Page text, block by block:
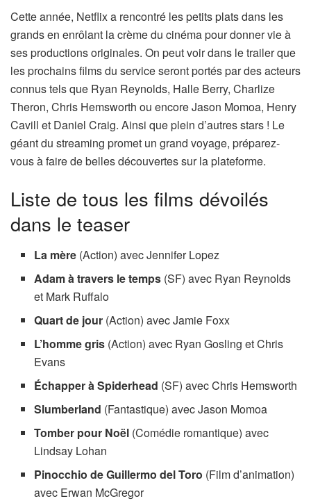
Cette année, Netflix a rencontré les petits plats dans les
grands en enrôlant la crème du cinéma pour donner vie à
ses productions originales. On peut voir dans le trailer que
les prochains films du service seront portés par des acteurs
connus tels que Ryan Reynolds, Halle Berry, Charlize
Theron, Chris Hemsworth ou encore Jason Momoa, Henry
Cavill et Daniel Craig. Ainsi que plein d’autres stars ! Le
géant du streaming promet un grand voyage, préparez-
vous à faire de belles découvertes sur la plateforme.
Liste de tous les films dévoilés
dans le teaser
La mère (Action) avec Jennifer Lopez
Adam à travers le temps (SF) avec Ryan Reynolds
et Mark Ruffalo
Quart de jour (Action) avec Jamie Foxx
L’homme gris (Action) avec Ryan Gosling et Chris
Evans
Échapper à Spiderhead (SF) avec Chris Hemsworth
Slumberland (Fantastique) avec Jason Momoa
Tomber pour Noël (Comédie romantique) avec
Lindsay Lohan
Pinocchio de Guillermo del Toro (Film d’animation)
avec Erwan McGregor